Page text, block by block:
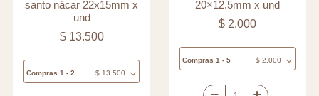
santo nácar 22x15mm x
und
$13.500
Compras 1 - 2 $13.500
20×12.5mm x und
$ 2.000
Compras 1 - 5 $2.000